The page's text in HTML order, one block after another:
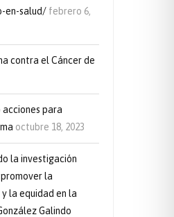
en-salud/ febrero 6,
contra el Cáncer de
para
octubre 18, 2023
la investigación
la
la equidad en la
Galindo